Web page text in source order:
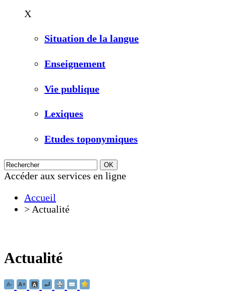
X
Situation de la langue
Enseignement
Vie publique
Lexiques
Etudes toponymiques
Accéder aux services en ligne
Accueil
> Actualité
Actualité